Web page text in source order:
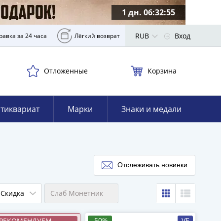
1 дн. 06:32:54
за 24 часа Лёгкий возврат RUB Вход
Отложенные Корзина
Марки Знаки и медали
Отслеживать новинки
Скидка Слаб Монетник